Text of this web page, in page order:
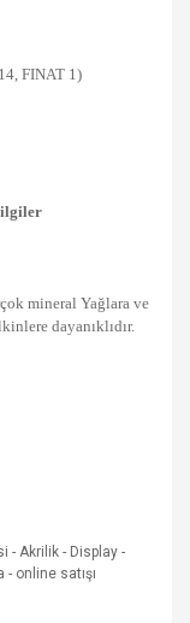
FINAT 1)
mineral Yağlara ve
dayanıklıdır.